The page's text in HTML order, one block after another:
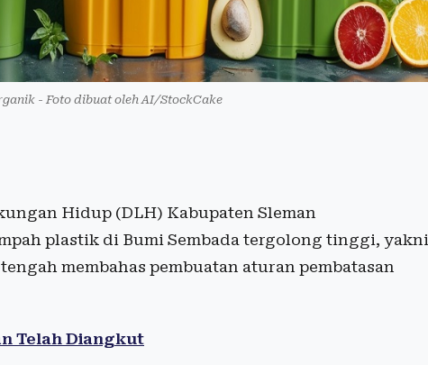
- Foto dibuat oleh AI/StockCake
Hidup (DLH) Kabupaten Sleman
plastik di Bumi Sembada tergolong tinggi, yakni
membahas pembuatan aturan pembatasan
Telah Diangkut